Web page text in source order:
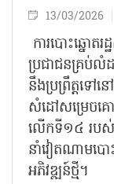
13/03/2026
ការបោះឆ្នោត
ប្រជាជនគ្រប់
នឹងប្រព្រឹត្តទៅ
សំដៅសម្រេចគ
លើកទី១៤ របស់
នាំវៀតណាមប
អភិវឌ្ឍន៍ថ្មី។